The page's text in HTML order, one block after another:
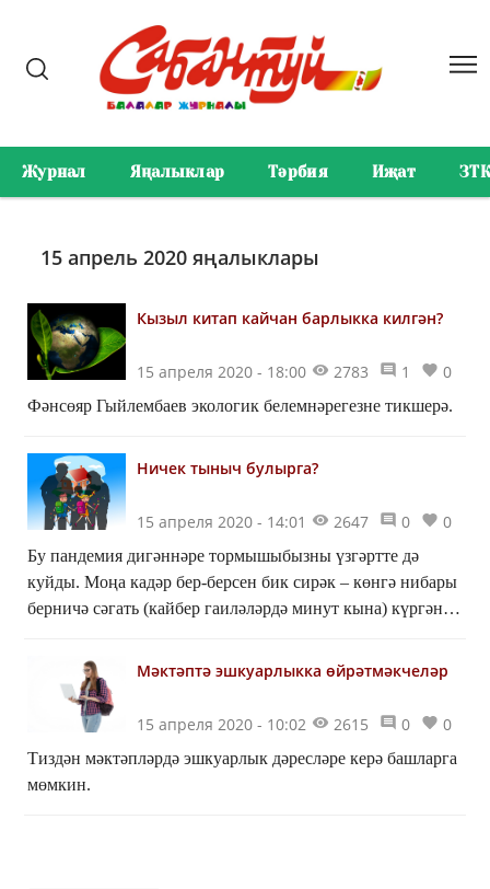
Журнал Яңалыклар Тәрбия Иҗат ЗТК
15 апрель 2020 яңалыклары
Кызыл китап кайчан барлыкка килгән?
15 апреля 2020 - 18:00 2783 1 0
Фәнсөяр Гыйлембаев экологик белемнәрегезне тикшерә.
Ничек тыныч булырга?
15 апреля 2020 - 14:01 2647 0 0
Бу пандемия дигәннәре тормышыбызны үзгәртте дә
куйды. Моңа кадәр бер-берсен бик сирәк – көнгә нибары
берничә сәгать (кайбер гаиләләрдә минут кына) күргән
Мәктәптә эшкуарлыкка өйрәтмәкчеләр
15 апреля 2020 - 10:02 2615 0 0
Тиздән мәктәпләрдә эшкуарлык дәресләре керә башларга
мөмкин.